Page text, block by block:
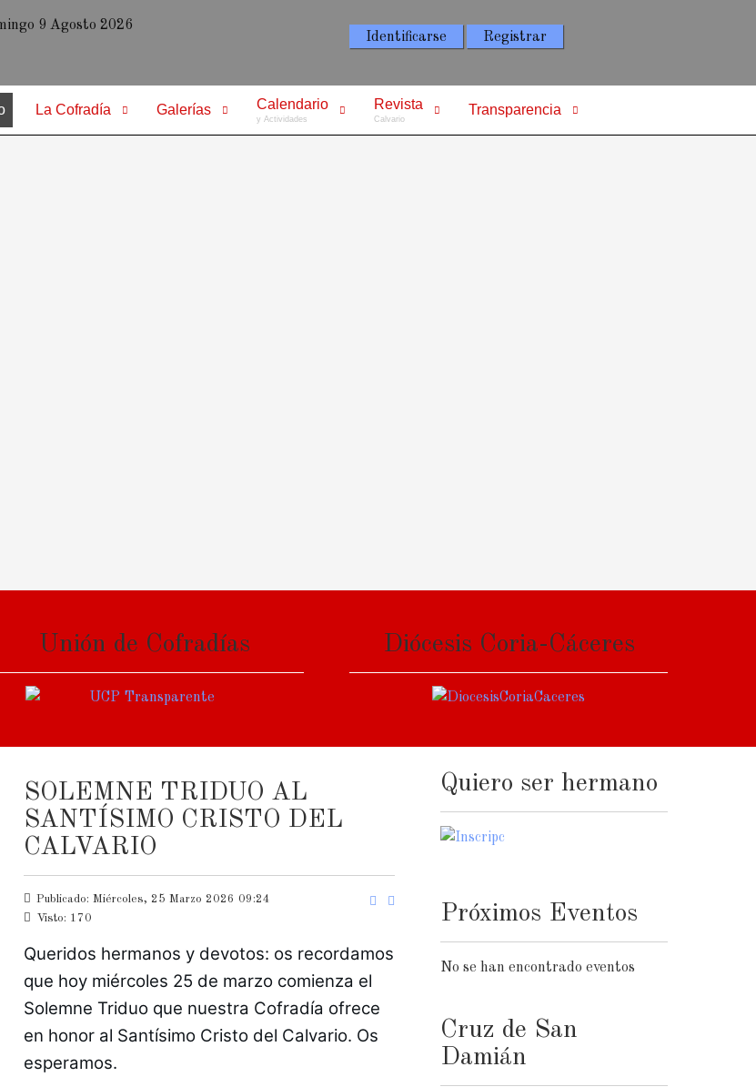
9 Agosto 2026
Identificarse
Registrar
La Cofradía Galerías Calendario
y Actividades
Revista
Calvario
Transparencia
Unión de Cofradías Diócesis Coria-Cáceres
SOLEMNE TRIDUO AL
SANTÍSIMO CRISTO DEL
CALVARIO
Publicado: Miércoles, 25 Marzo 2026 09:24
Visto: 170
Queridos hermanos y devotos: os recordamos
que hoy miércoles 25 de marzo comienza el
Solemne Triduo que nuestra Cofradía ofrece
en honor al Santísimo Cristo del Calvario. Os
esperamos.
Quiero ser hermano
Próximos Eventos
No se han encontrado eventos
Cruz de San
Damián